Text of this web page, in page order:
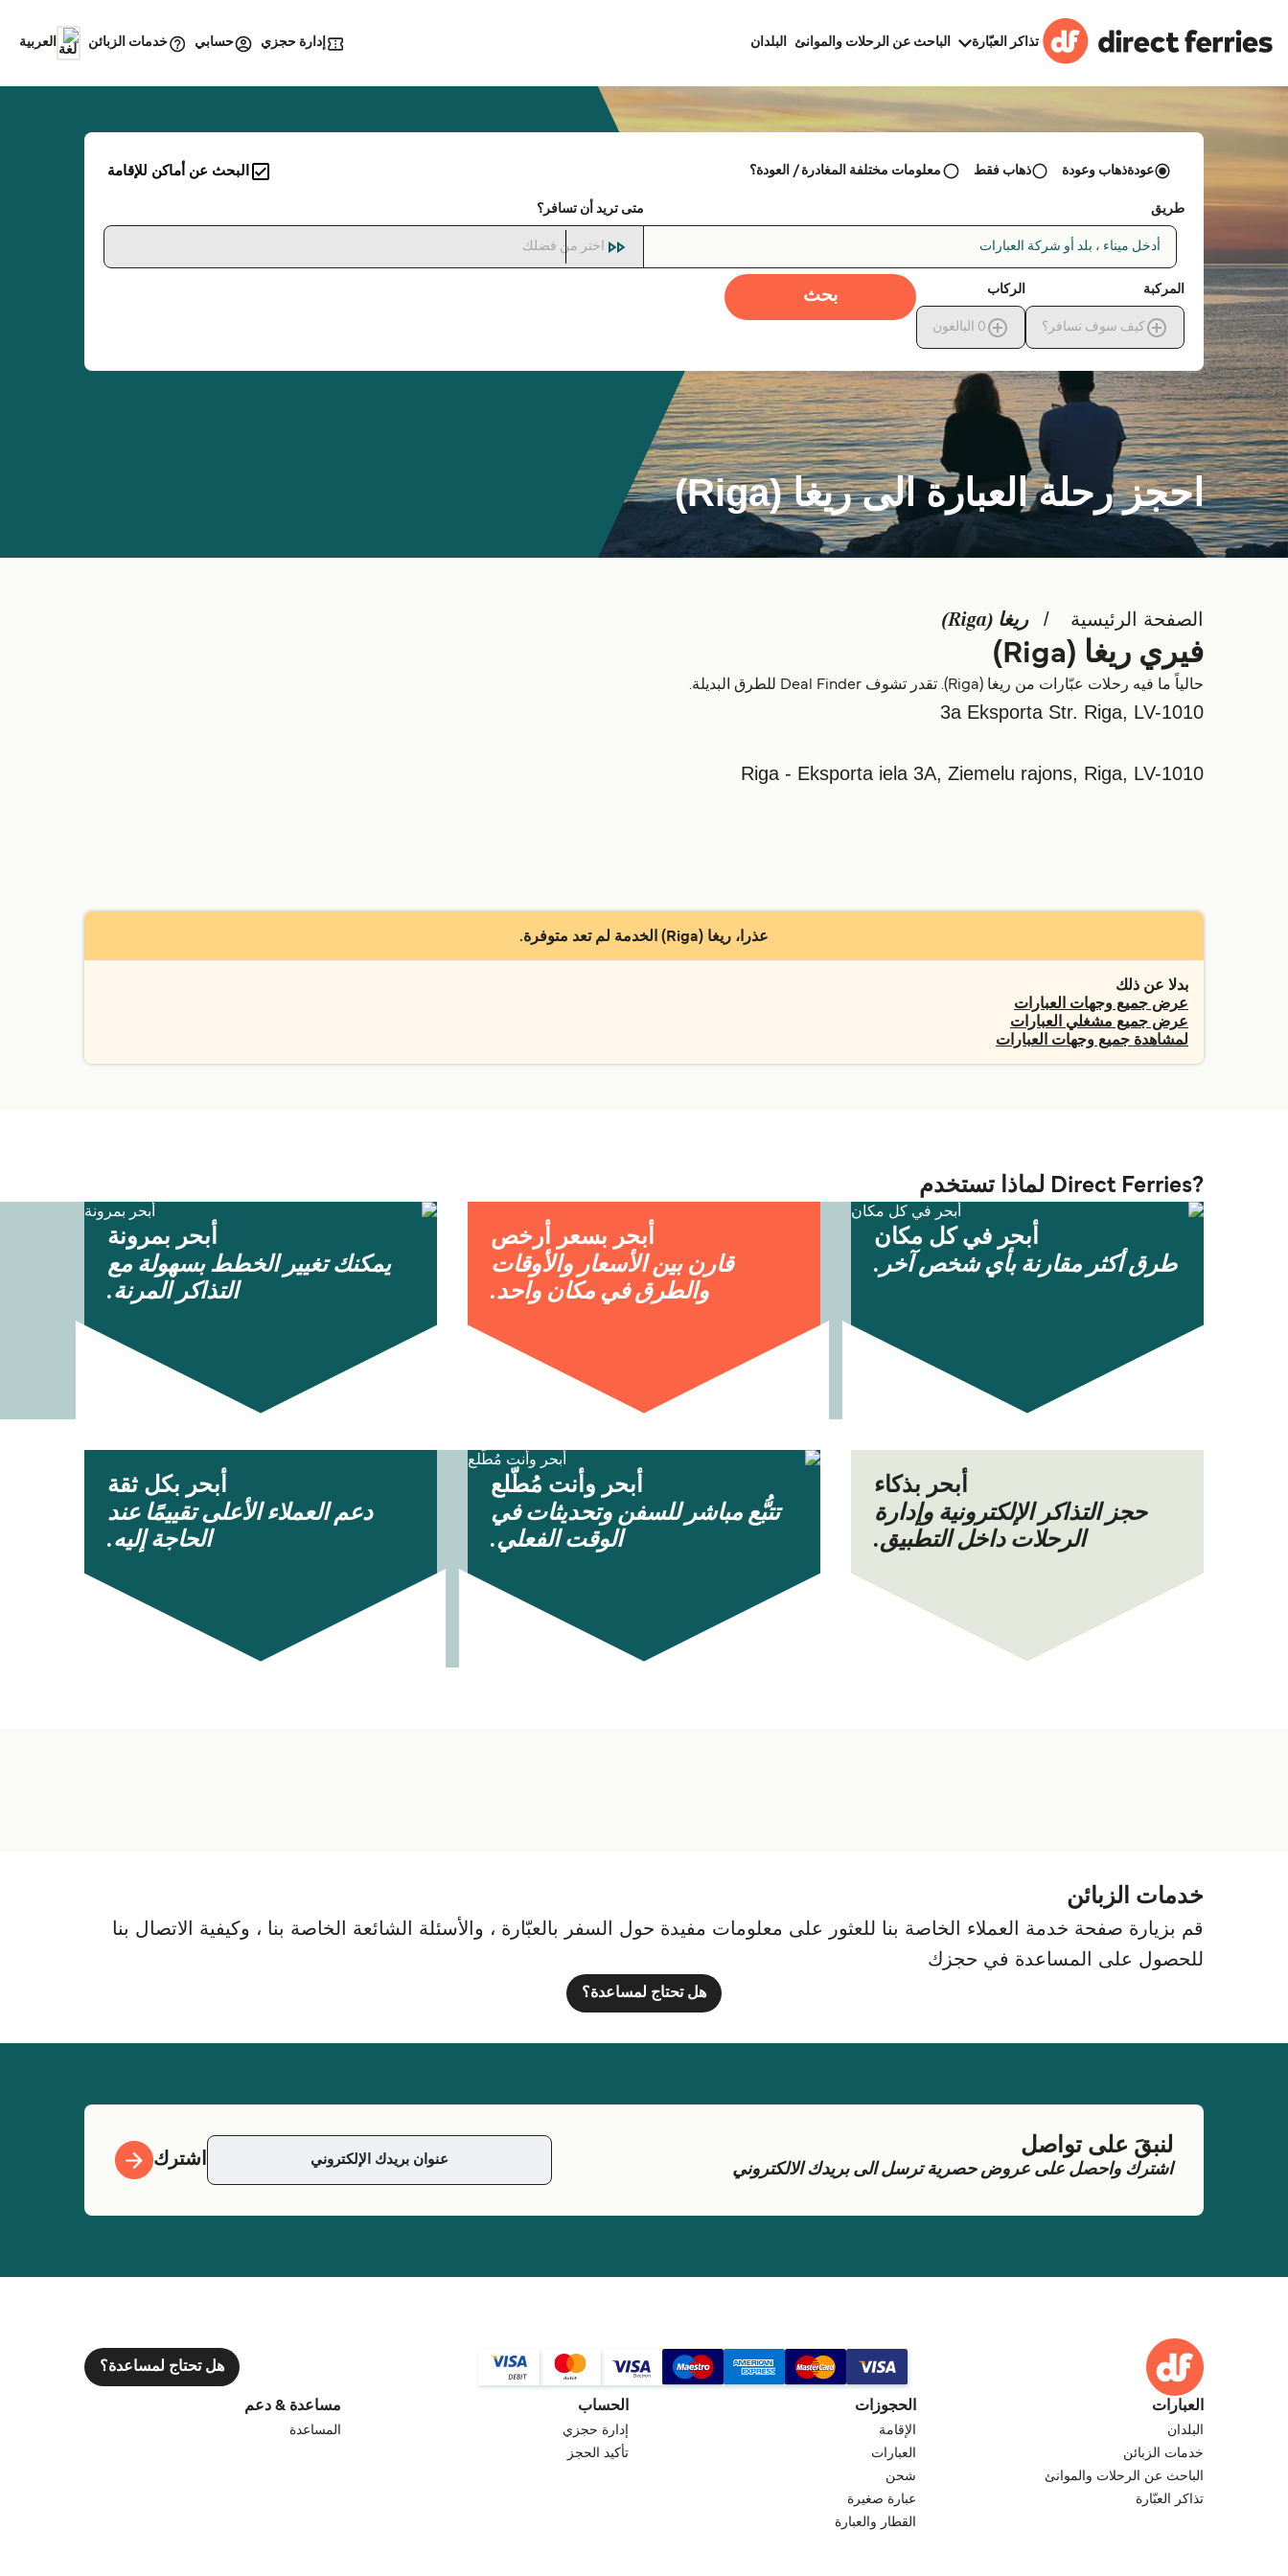
تذاكر العبّارة الباحث عن الرحلات والموانئ البلدان إدارة حجزي حسابي خدمات الزبائن العربية
احجز رحلة العبارة الى ريغا (Riga)
عودةذهاب وعودة ذهاب فقط معلومات مختلفة المغادرة / العودة؟ البحث عن أماكن للإقامة
طريق
أدخل ميناء ، بلد أو شركة العبارات
متى تريد أن تسافر؟
اختر من فضلك
المركبة
كيف سوف تسافر؟
الركاب
0 البالغون
بحث
الصفحة الرئيسية ريغا (Riga)
فيري ريغا (Riga)
حالياً ما فيه رحلات عبّارات من ريغا (Riga). تقدر تشوف Deal Finder للطرق البديلة.
3a Eksporta Str. Riga, LV-1010
Riga - Eksporta iela 3A, Ziemelu rajons, Riga, LV-1010
عذرا، ريغا (Riga) الخدمة لم تعد متوفرة.
بدلا عن ذلك
عرض جميع وجهات العبارات
عرض جميع مشغلي العبارات
لمشاهدة جميع وجهات العبارات
?Direct Ferries لماذا تستخدم
أبحر في كل مكان
طرق أكثر مقارنة بأي شخص آخر.
أبحر بسعر أرخص
قارن بين الأسعار والأوقات
والطرق في مكان واحد.
أبحر بمرونة
يمكنك تغيير الخطط بسهولة مع
التذاكر المرنة.
أبحر بذكاء
حجز التذاكر الإلكترونية وإدارة
الرحلات داخل التطبيق.
أبحر وأنت مُطّلع
تتبُّع مباشر للسفن وتحديثات في
الوقت الفعلي.
أبحر بكل ثقة
دعم العملاء الأعلى تقييمًا عند
الحاجة إليه.
خدمات الزبائن
قم بزيارة صفحة خدمة العملاء الخاصة بنا للعثور على معلومات مفيدة حول السفر بالعبّارة ، والأسئلة الشائعة الخاصة بنا ، وكيفية الاتصال بنا
للحصول على المساعدة في حجزك
هل تحتاج لمساعدة؟
لنبقَ على تواصل
اشترك واحصل على عروض حصرية ترسل الى بريدك الالكتروني اشترك
هل تحتاج لمساعدة؟
العبارات
البلدان
خدمات الزبائن
الباحث عن الرحلات والموانئ
تذاكر العبّارة
الحجوزات
الإقامة
العبارات
شحن
عبارة صغيرة
القطار والعبارة
الحساب
إدارة حجزي
تأكيد الحجز
مساعدة & دعم
المساعدة